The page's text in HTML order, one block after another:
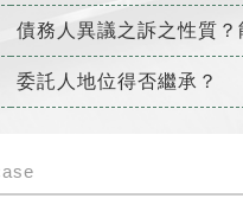
債務人異議之訴之性質？
委託人地位得否繼承？